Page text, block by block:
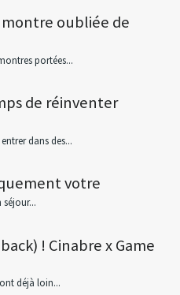
montre oubliée de
portées...
de réinventer
dans des...
votre
! Cinabre x Game
déjà loin...